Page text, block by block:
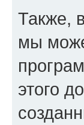
Также,
мы
этого